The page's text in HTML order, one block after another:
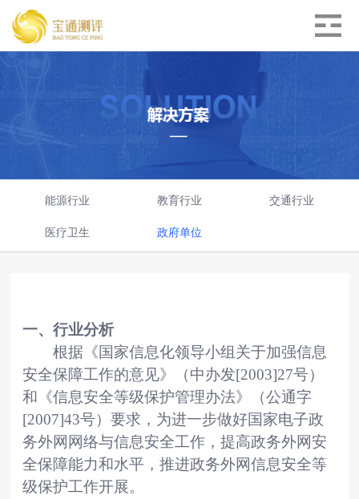
能源行业 教育行业
交通行业
医疗卫生
政府单位
一、行业分析
根据《国家信息化领导小组关于加强信息
安全保障工作的意见》（中办发[2003]27号）
和《信息安全等级保护管理办法》（公通字
[2007]43号）要求，为进一步做好国家电子政
务外网网络与信息安全工作，提高政务外网安
全保障能力和水平，推进政务外网信息安全等
级保护工作开展。